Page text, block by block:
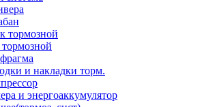
тормозной
и накладки торм.
и энергоаккумулятор